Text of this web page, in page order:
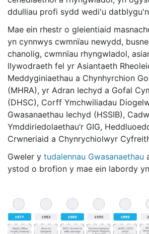
ddulliau profi sydd wedi'u
Mae ein rhestr o gleientiaid
yn cynnwys cwmnïau newydd,
chanolig, cwmnïau rhyngwladol,
llywodraeth fel yr Asiantaeth
Meddyginiaethau a Chynhyrchion
(MHRA), yr Adran Iechyd a Gofal
(DHSC), Corff Ymchwiliadau
Gwasanaethau Iechyd (HSSIB),
Ymddiriedolaethau’r GIG,
Crwneriaid a Chynrychiolwyr
Gweler y tudalennau Gwasanaethau
ystod o brofion y mae ein labordy